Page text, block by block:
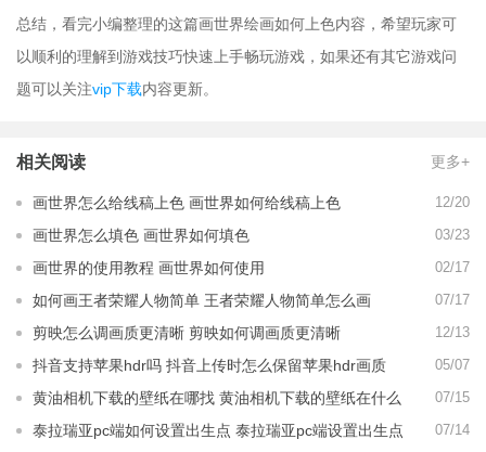
总结，看完小编整理的这篇画世界绘画如何上色内容，希望玩家可
以顺利的理解到游戏技巧快速上手畅玩游戏，如果还有其它游戏问
题可以关注vip下载内容更新。
相关阅读 更多+
画世界怎么给线稿上色 画世界如何给线稿上色 12/20
画世界怎么填色 画世界如何填色 03/23
画世界的使用教程 画世界如何使用 02/17
如何画王者荣耀人物简单 王者荣耀人物简单怎么画 07/17
剪映怎么调画质更清晰 剪映如何调画质更清晰 12/13
抖音支持苹果hdr吗 抖音上传时怎么保留苹果hdr画质 05/07
黄油相机下载的壁纸在哪找 黄油相机下载的壁纸在什么
地方
07/15
泰拉瑞亚pc端如何设置出生点 泰拉瑞亚pc端设置出生点
07/14